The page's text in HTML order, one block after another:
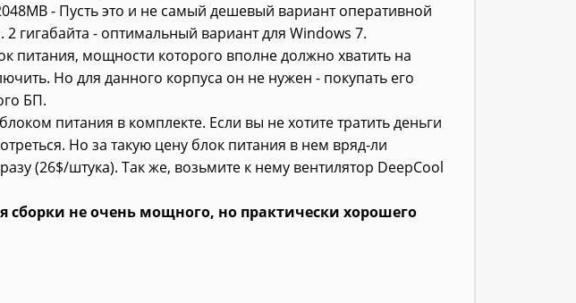
- Пусть это и не самый дешевый вариант оперативной
гигабайта - оптимальный вариант для Windows 7.
питания, мощности которого вполне должно хватить на
Но для данного корпуса он не нужен - покупать его
БП.
питания в комплекте. Если вы не хотите тратить деньги
Но за такую цену блок питания в нем вряд-ли
(26$/штука). Так же, возьмите к нему вентилятор DeepCool
сборки не очень мощного, но практически хорошего